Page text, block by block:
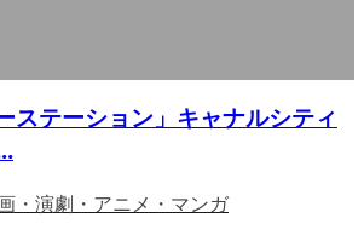
ステーション」キャナルシティ
・演劇・アニメ・マンガ